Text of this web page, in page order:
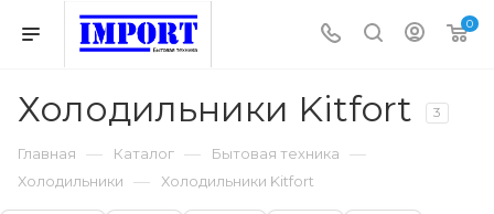
0
Холодильники Kitfort 3
Главная — Каталог — Бытовая техника —
Холодильники — Холодильники Kitfort